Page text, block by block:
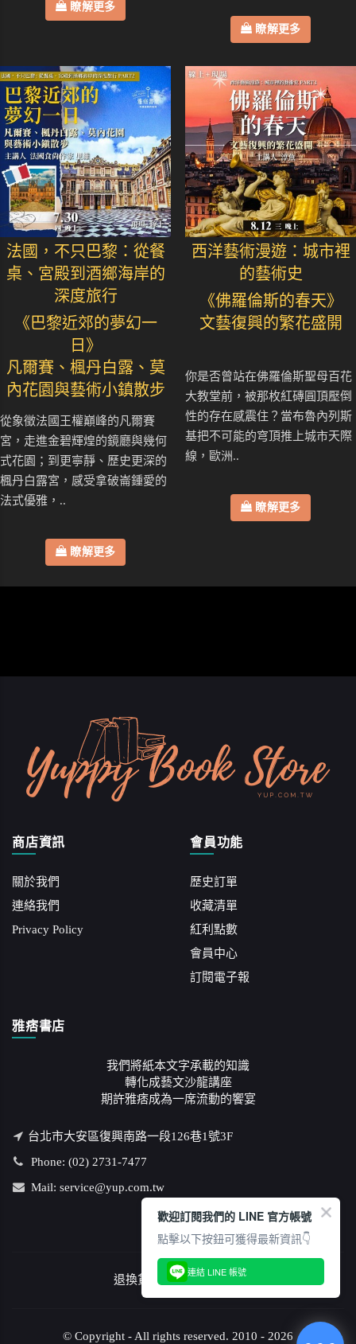
瞭解更多
瞭解更多
法國，不只巴黎：從餐
桌、宮殿到酒鄉海岸的
深度旅行
《巴黎近郊的夢幻一
日》
凡爾賽、楓丹白露、莫
內花園與藝術小鎮散步
從象徵法國王權巔峰的凡爾賽
宮，走進金碧輝煌的鏡廳與幾何
式花園；到更寧靜、歷史更深的
楓丹白露宮，感受拿破崙鍾愛的
法式優雅，..
瞭解更多
西洋藝術漫遊：城市裡
的藝術史
《佛羅倫斯的春天》
文藝復興的繁花盛開
你是否曾站在佛羅倫斯聖母百花
大教堂前，被那枚紅磚圓頂壓倒
性的存在感震住？當布魯內列斯
基把不可能的穹頂推上城市天際
線，歐洲..
瞭解更多
商店資訊
關於我們
連絡我們
Privacy Policy
會員功能
歷史訂單
收藏清單
紅利點數
會員中心
訂閱電子報
雅痞書店
我們將紙本文字承載的知識
轉化成藝文沙龍講座
期許雅痞成為一席流動的饗宴
台北市大安區復興南路一段126巷1號3F
Phone: (02) 2731-7477
Mail: service@yup.com.tw
退換貨說明/隱私權政策
© Copyright - All rights reserved. 2010 - 2026
歡迎訂閱我們的 LINE 官方帳號
點擊以下按鈕可獲得最新資訊👇
連結 LINE 帳號